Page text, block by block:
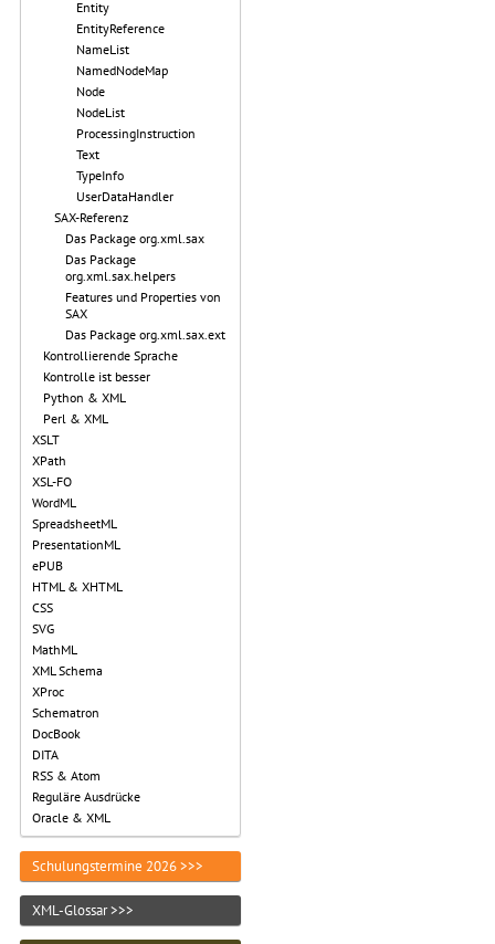
Entity
EntityReference
NameList
NamedNodeMap
Node
NodeList
ProcessingInstruction
Text
TypeInfo
UserDataHandler
SAX-Referenz
Das Package org.xml.sax
Das Package
org.xml.sax.helpers
Features und Properties von
SAX
Das Package org.xml.sax.ext
Kontrollierende Sprache
Kontrolle ist besser
Python & XML
Perl & XML
XSLT
XPath
XSL-FO
WordML
SpreadsheetML
PresentationML
ePUB
HTML & XHTML
CSS
SVG
MathML
XML Schema
XProc
Schematron
DocBook
DITA
RSS & Atom
Reguläre Ausdrücke
Oracle & XML
Schulungstermine 2026 >>>
XML-Glossar >>>